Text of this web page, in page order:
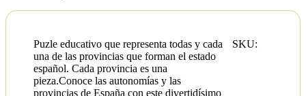
Puzle educativo que representa todas y cada
una de las provincias que forman el estado
español. Cada provincia es una
pieza.Conoce las autonomías y las
provincias de España con este divertidísimo
SKU: